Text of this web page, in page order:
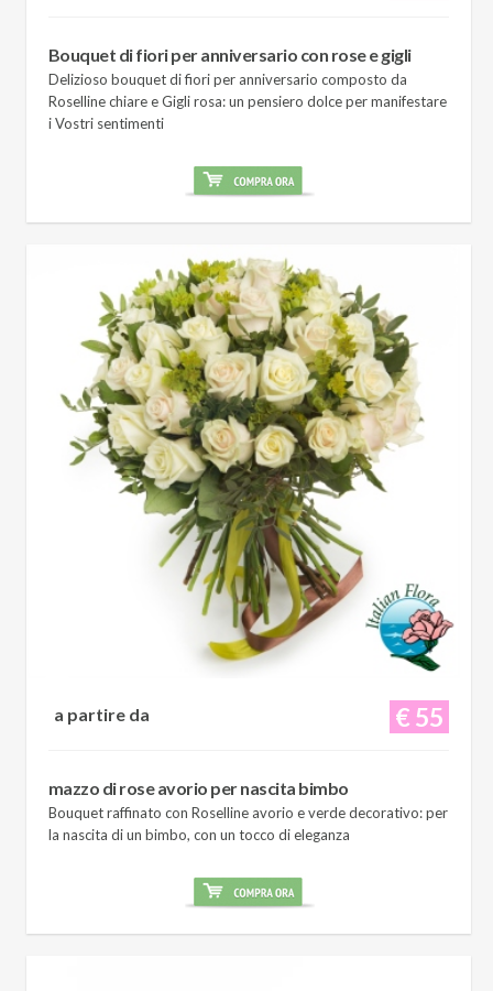
Bouquet di fiori per anniversario con rose e gigli
Delizioso bouquet di fiori per anniversario composto da
Roselline chiare e Gigli rosa: un pensiero dolce per manifestare
i Vostri sentimenti
€ 55
a partire da
mazzo di rose avorio per nascita bimbo
Bouquet raffinato con Roselline avorio e verde decorativo: per
la nascita di un bimbo, con un tocco di eleganza